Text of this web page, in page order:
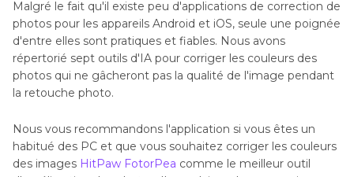
Malgré le fait qu'il existe peu d'applications de correction de
photos pour les appareils Android et iOS, seule une poignée
d'entre elles sont pratiques et fiables. Nous avons
répertorié sept outils d'IA pour corriger les couleurs des
photos qui ne gâcheront pas la qualité de l'image pendant
la retouche photo.
Nous vous recommandons l'application si vous êtes un
habitué des PC et que vous souhaitez corriger les couleurs
des images HitPaw FotorPea comme le meilleur outil